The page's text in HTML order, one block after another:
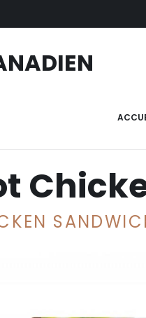
» Sauce Hot Chicken